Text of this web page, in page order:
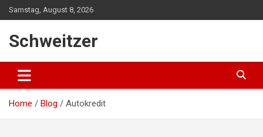
k
o
t
Samstag, August 8, 2026
Schweitzer
Home Blog Autokredit